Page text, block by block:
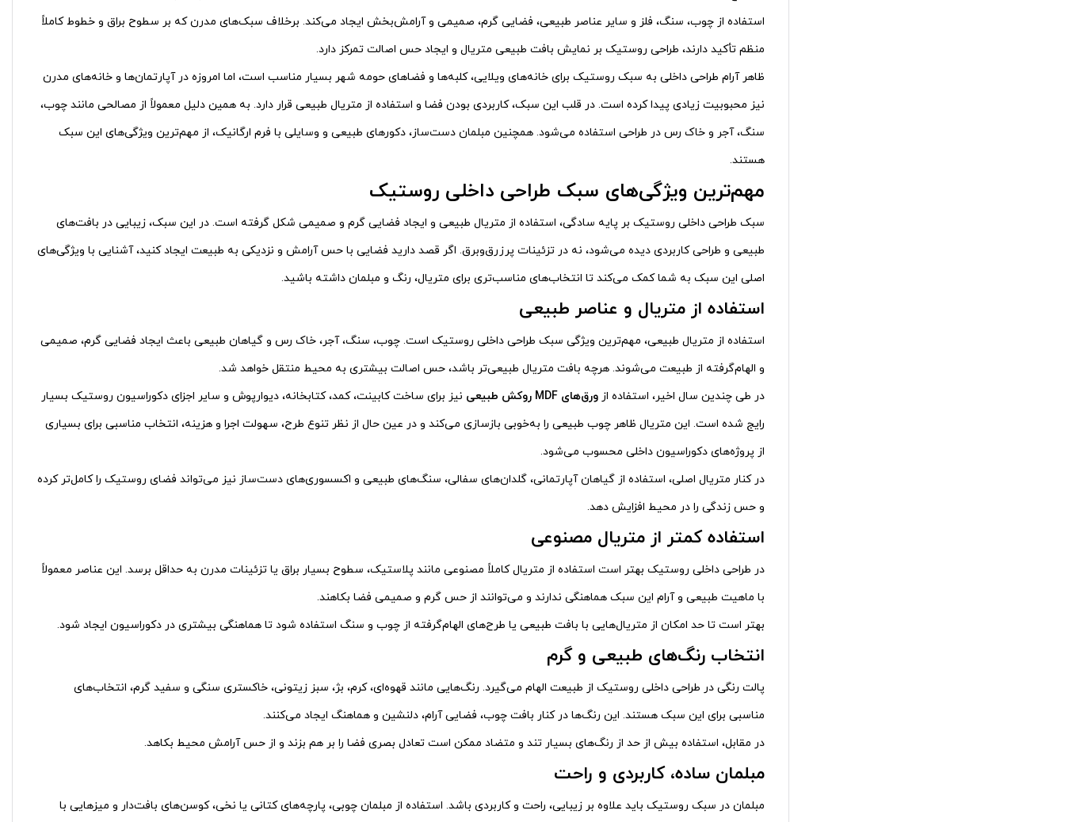
استفاده از چوب، سنگ، فلز و سایر عناصر طبیعی، فضایی گرم، صمیمی و آرامش‌بخش ایجاد می‌کند. برخلاف سبک‌های مدرن که بر سطوح براق و خطوط کاملاً
منظم تأکید دارند، طراحی روستیک بر نمایش بافت طبیعی متریال و ایجاد حس اصالت تمرکز دارد.
ظاهر آرام طراحی داخلی به سبک روستیک برای خانه‌های ویلایی، کلبه‌ها و فضاهای حومه شهر بسیار مناسب است، اما امروزه در آپارتمان‌ها و خانه‌های مدرن
نیز محبوبیت زیادی پیدا کرده است. در قلب این سبک، کاربردی بودن فضا و استفاده از متریال طبیعی قرار دارد. به همین دلیل معمولاً از مصالحی مانند چوب،
سنگ، آجر و خاک رس در طراحی استفاده می‌شود. همچنین مبلمان دست‌ساز، دکورهای طبیعی و وسایلی با فرم ارگانیک، از مهم‌ترین ویژگی‌های این سبک
هستند.
مهم‌ترین ویژگی‌های سبک طراحی داخلی روستیک
سبک طراحی داخلی روستیک بر پایه سادگی، استفاده از متریال طبیعی و ایجاد فضایی گرم و صمیمی شکل گرفته است. در این سبک، زیبایی در بافت‌های
طبیعی و طراحی کاربردی دیده می‌شود، نه در تزئینات پرزرق‌وبرق. اگر قصد دارید فضایی با حس آرامش و نزدیکی به طبیعت ایجاد کنید، آشنایی با ویژگی‌های
اصلی این سبک به شما کمک می‌کند تا انتخاب‌های مناسب‌تری برای متریال، رنگ و مبلمان داشته باشید.
استفاده از متریال و عناصر طبیعی
استفاده از متریال طبیعی، مهم‌ترین ویژگی سبک طراحی داخلی روستیک است. چوب، سنگ، آجر، خاک رس و گیاهان طبیعی باعث ایجاد فضایی گرم، صمیمی
و الهام‌گرفته از طبیعت می‌شوند. هرچه بافت متریال طبیعی‌تر باشد، حس اصالت بیشتری به محیط منتقل خواهد شد.
در طی چندین سال اخیر، استفاده ازورق‌های MDF روکش طبیعی
نیز برای ساخت کابینت، کمد، کتابخانه، دیوارپوش و سایر اجزای دکوراسیون روستیک بسیار
رایج شده است. این متریال ظاهر چوب طبیعی را به‌خوبی بازسازی می‌کند و در عین حال از نظر تنوع طرح، سهولت اجرا و هزینه، انتخاب مناسبی برای بسیاری
از پروژه‌های دکوراسیون داخلی محسوب می‌شود.
در کنار متریال اصلی، استفاده از گیاهان آپارتمانی، گلدان‌های سفالی، سنگ‌های طبیعی و اکسسوری‌های دست‌ساز نیز می‌تواند فضای روستیک را کامل‌تر کرده
و حس زندگی را در محیط افزایش دهد.
استفاده کمتر از متریال مصنوعی
در طراحی داخلی روستیک بهتر است استفاده از متریال کاملاً مصنوعی مانند پلاستیک، سطوح بسیار براق یا تزئینات مدرن به حداقل برسد. این عناصر معمولاً
با ماهیت طبیعی و آرام این سبک هماهنگی ندارند و می‌توانند از حس گرم و صمیمی فضا بکاهند.
بهتر است تا حد امکان از متریال‌هایی با بافت طبیعی یا طرح‌های الهام‌گرفته از چوب و سنگ استفاده شود تا هماهنگی بیشتری در دکوراسیون ایجاد شود.
انتخاب رنگ‌های طبیعی و گرم
پالت رنگی در طراحی داخلی روستیک از طبیعت الهام می‌گیرد. رنگ‌هایی مانند قهوه‌ای، کرم، بژ، سبز زیتونی، خاکستری سنگی و سفید گرم، انتخاب‌های
مناسبی برای این سبک هستند. این رنگ‌ها در کنار بافت چوب، فضایی آرام، دلنشین و هماهنگ ایجاد می‌کنند.
در مقابل، استفاده بیش از حد از رنگ‌های بسیار تند و متضاد ممکن است تعادل بصری فضا را بر هم بزند و از حس آرامش محیط بکاهد.
مبلمان ساده، کاربردی و راحت
مبلمان در سبک روستیک باید علاوه بر زیبایی، راحت و کاربردی باشد. استفاده از مبلمان چوبی، پارچه‌های کتانی یا نخی، کوسن‌های بافت‌دار و میزهایی با